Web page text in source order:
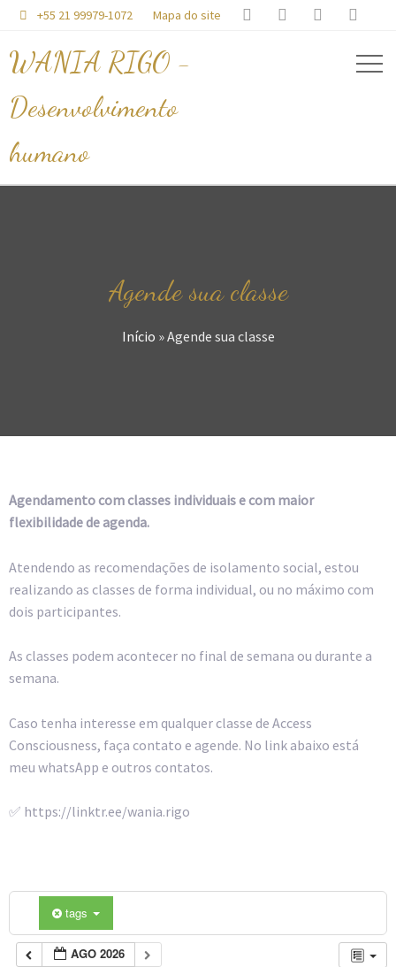
 +55 21 99979-1072 Mapa do site    
WANIA RIGO -
Desenvolvimento
humano
Agende sua classe
Início »Agende sua classe
Agendamento com classes individuais e com maior
flexibilidade de agenda.
Atendendo as recomendações de isolamento social, estou
realizando as classes de forma individual, ou no máximo com
dois participantes.
As classes podem acontecer no final de semana ou durante a
semana.
Caso tenha interesse em qualquer classe de Access
Consciousness, faça contato e agende. No link abaixo está
meu whatsApp e outros contatos.
✅ https://linktr.ee/wania.rigo
tags
AGO 2026